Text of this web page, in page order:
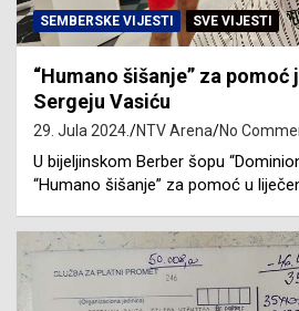
SEMBERSKE VIJESTI SVE VIJESTI
“Humano šišanje” za
Sergeju Vasiću
29. Jula 2024. NTV Arena No
U bijeljinskom Berber šopu
“Humano šišanje” za pomoć u